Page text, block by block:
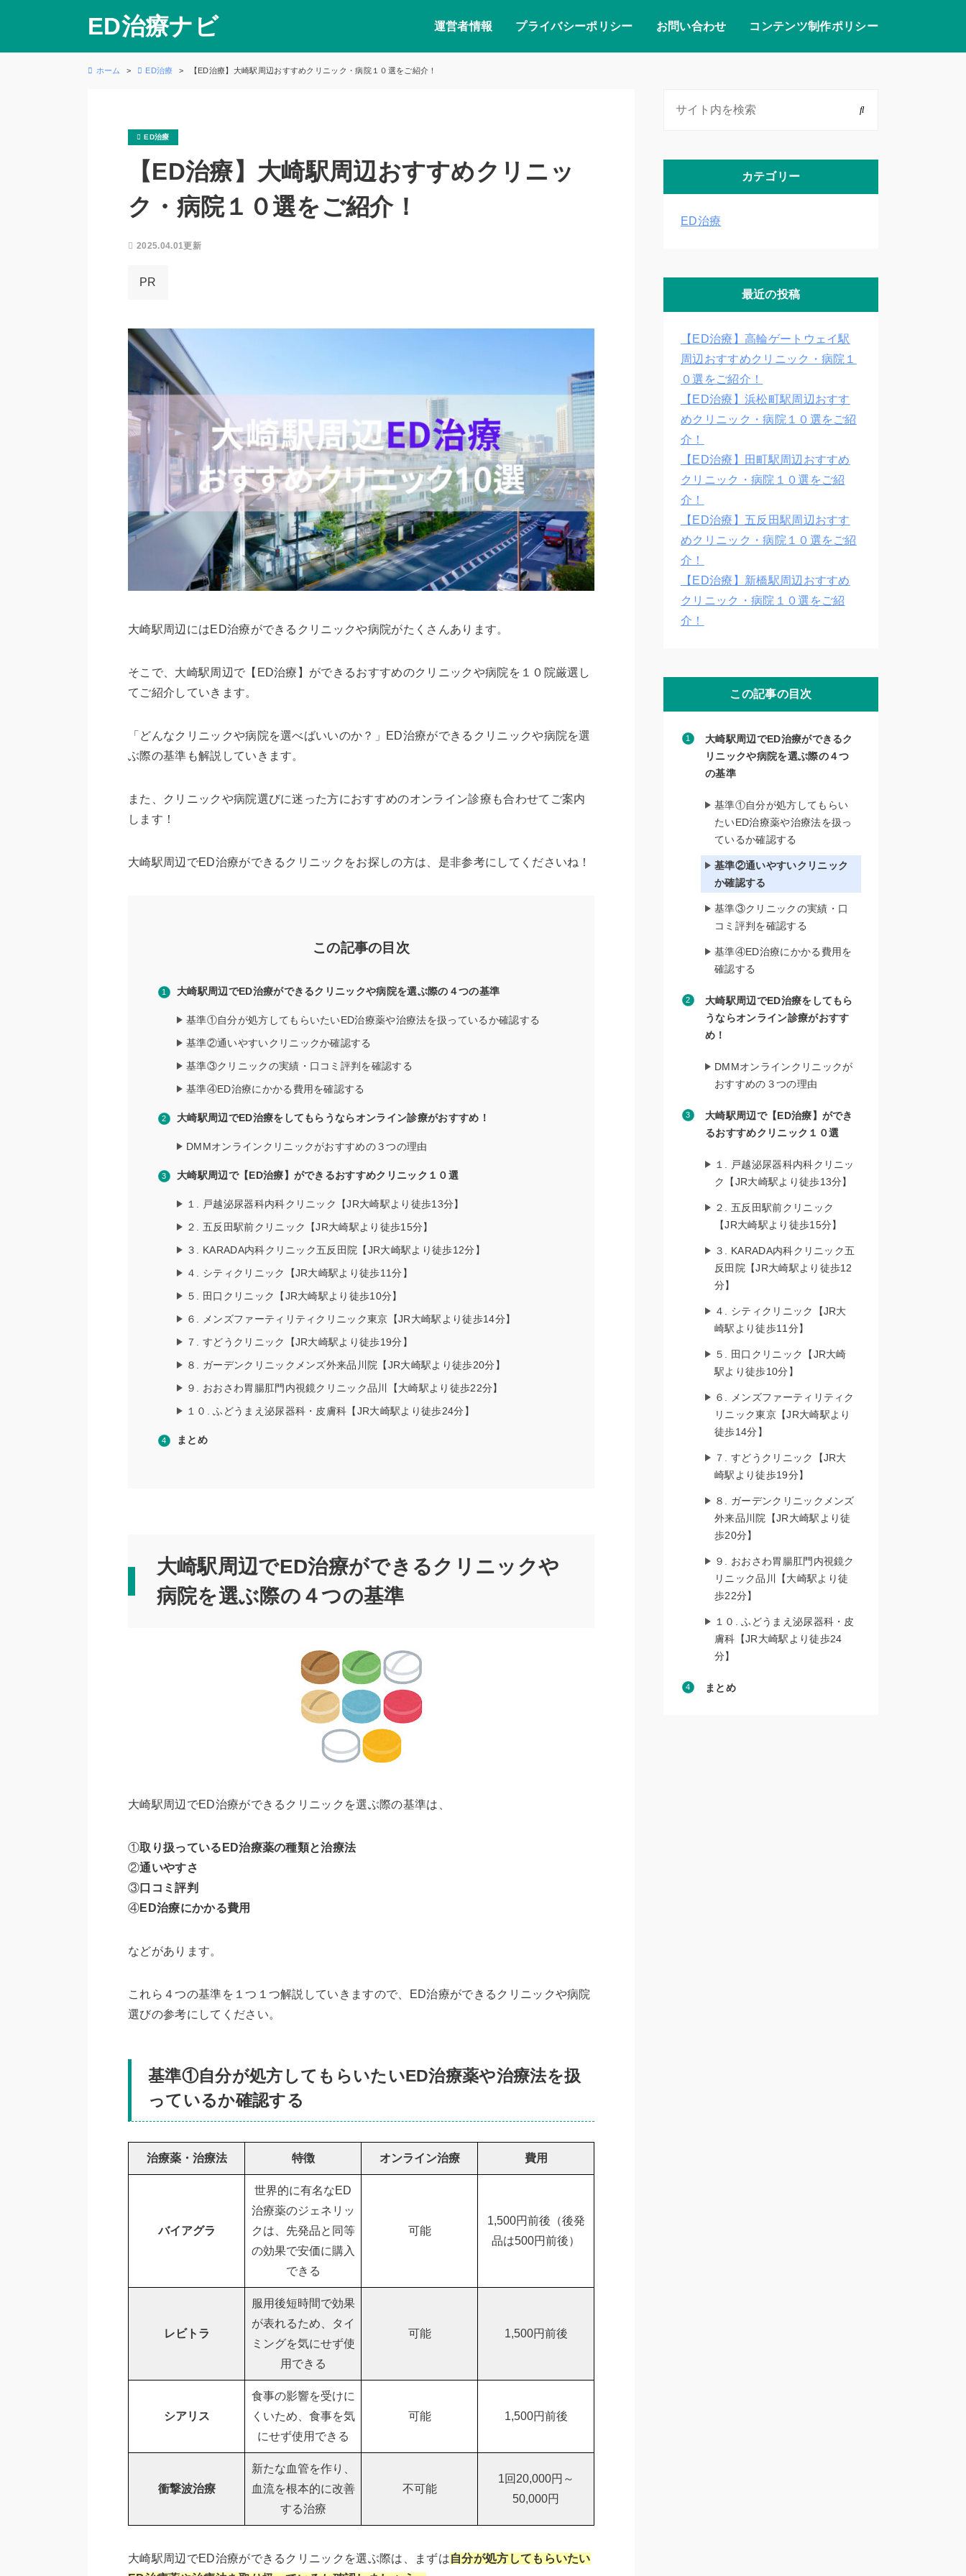
ED治療ナビ 運営者情報 プライバシーポリシー お問い合わせ コンテンツ制作ポリシー
ホーム ED治療 【ED治療】大崎駅周辺おすすめクリニック・病院１０選をご紹介！
ED治療
【ED治療】大崎駅周辺おすすめクリニッ
ク・病院１０選をご紹介！
2025.04.01更新
PR
大崎駅周辺にはED治療ができるクリニックや病院がたくさんあります。
そこで、大崎駅周辺で【ED治療】ができるおすすめのクリニックや病院を１０院厳選し
てご紹介していきます。
「どんなクリニックや病院を選べばいいのか？」ED治療ができるクリニックや病院を選
ぶ際の基準も解説していきます。
また、クリニックや病院選びに迷った方におすすめのオンライン診療も合わせてご案内
します！
大崎駅周辺でED治療ができるクリニックをお探しの方は、是非参考にしてくださいね！
この記事の目次
大崎駅周辺でED治療ができるクリニックや病院を選ぶ際の４つの基準
基準①自分が処方してもらいたいED治療薬や治療法を扱っているか確認する
基準②通いやすいクリニックか確認する
基準③クリニックの実績・口コミ評判を確認する
基準④ED治療にかかる費用を確認する
大崎駅周辺でED治療をしてもらうならオンライン診療がおすすめ！
DMMオンラインクリニックがおすすめの３つの理由
大崎駅周辺で【ED治療】ができるおすすめクリニック１０選
１. 戸越泌尿器科内科クリニック【JR大崎駅より徒歩13分】
２. 五反田駅前クリニック【JR大崎駅より徒歩15分】
３. KARADA内科クリニック五反田院【JR大崎駅より徒歩12分】
４. シティクリニック【JR大崎駅より徒歩11分】
５. 田口クリニック【JR大崎駅より徒歩10分】
６. メンズファーティリティクリニック東京【JR大崎駅より徒歩14分】
７. すどうクリニック【JR大崎駅より徒歩19分】
８. ガーデンクリニックメンズ外来品川院【JR大崎駅より徒歩20分】
９. おおさわ胃腸肛門内視鏡クリニック品川【大崎駅より徒歩22分】
１０. ふどうまえ泌尿器科・皮膚科【JR大崎駅より徒歩24分】
まとめ
大崎駅周辺でED治療ができるクリニックや
病院を選ぶ際の４つの基準
大崎駅周辺でED治療ができるクリニックを選ぶ際の基準は、
①取り扱っているED治療薬の種類と治療法
②通いやすさ
③口コミ評判
④ED治療にかかる費用
などがあります。
これら４つの基準を１つ１つ解説していきますので、ED治療ができるクリニックや病院
選びの参考にしてください。
基準①自分が処方してもらいたいED治療薬や治療法を扱
っているか確認する
治療薬・治療法 特徴 オンライン治療 費用
バイアグラ
世界的に有名なED
治療薬のジェネリッ
クは、先発品と同等
の効果で安価に購入
できる
可能
1,500円前後（後発
品は500円前後）
レビトラ
服用後短時間で効果
が表れるため、タイ
ミングを気にせず使
用できる
可能 1,500円前後
シアリス
食事の影響を受けに
くいため、食事を気
にせず使用できる
可能 1,500円前後
衝撃波治療
新たな血管を作り、
血流を根本的に改善
する治療
不可能
1回20,000円～
50,000円
大崎駅周辺でED治療ができるクリニックを選ぶ際は、まずは自分が処方してもらいたい
カテゴリー
ED治療
最近の投稿
【ED治療】高輪ゲートウェイ駅
周辺おすすめクリニック・病院１
０選をご紹介！
【ED治療】浜松町駅周辺おすす
めクリニック・病院１０選をご紹
介！
【ED治療】田町駅周辺おすすめ
クリニック・病院１０選をご紹
介！
【ED治療】五反田駅周辺おすす
めクリニック・病院１０選をご紹
介！
【ED治療】新橋駅周辺おすすめ
クリニック・病院１０選をご紹
介！
この記事の目次
大崎駅周辺でED治療ができるク
リニックや病院を選ぶ際の４つ
の基準
基準①自分が処方してもらい
たいED治療薬や治療法を扱っ
ているか確認する
基準②通いやすいクリニック
か確認する
基準③クリニックの実績・口
コミ評判を確認する
基準④ED治療にかかる費用を
確認する
大崎駅周辺でED治療をしてもら
うならオンライン診療がおすす
め！
DMMオンラインクリニックが
おすすめの３つの理由
大崎駅周辺で【ED治療】ができ
るおすすめクリニック１０選
１. 戸越泌尿器科内科クリニッ
ク【JR大崎駅より徒歩13分】
２. 五反田駅前クリニック
【JR大崎駅より徒歩15分】
３. KARADA内科クリニック五
反田院【JR大崎駅より徒歩12
分】
４. シティクリニック【JR大
崎駅より徒歩11分】
５. 田口クリニック【JR大崎
駅より徒歩10分】
６. メンズファーティリティク
リニック東京【JR大崎駅より
徒歩14分】
７. すどうクリニック【JR大
崎駅より徒歩19分】
８. ガーデンクリニックメンズ
外来品川院【JR大崎駅より徒
歩20分】
９. おおさわ胃腸肛門内視鏡ク
リニック品川【大崎駅より徒
歩22分】
１０. ふどうまえ泌尿器科・皮
膚科【JR大崎駅より徒歩24
分】
まとめ